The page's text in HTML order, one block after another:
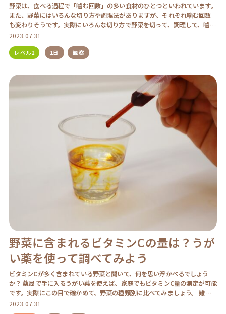
野菜は、食べる過程で「噛む回数」の多い食材のひとつといわれています。
また、野菜にはいろんな切り方や調理法がありますが、それぞれ噛む回数
も変わりそうです。実際にいろんな切り方で野菜を切って、調理して、噛む
回数や食感を比べて […]
2023.07.31
レベル2 1日 観察
野菜に含まれるビタミンCの量は？うが
い薬を使って調べてみよう
ビタミンCが多く含まれている野菜と聞いて、何を思い浮かべるでしょう
か？ 薬局で手に入るうがい薬を使えば、家庭でもビタミンC量の測定が可能
です。実際にこの目で確かめて、野菜の種類別に比べてみましょう。 難易
度：レベル3 か […]
2023.07.31